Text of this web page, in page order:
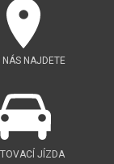
NÁS NAJDETE
JÍZDA